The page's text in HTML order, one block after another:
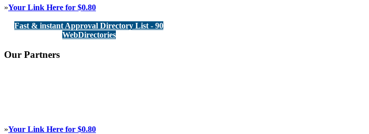
»Your Link Here for $0.80
Fast & instant Approval Directory List - 90
WebDirectories
Our Partners
»Your Link Here for $0.80